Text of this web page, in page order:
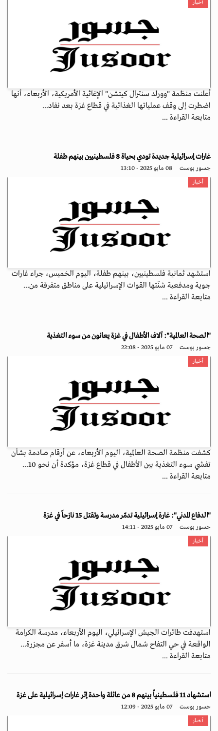
أخبار
أعلنت منظمة "وورلد سنترال كيتشن" الإغاثية الأمريكية، الأربعاء، أنها
اضطرت إلى وقف عملياتها الغذائية في قطاع غزة بعد نفاد...
متابعة القراءة ...
غارات إسرائيلية جديدة تودي بحياة 8 فلسطينيين بينهم طفلة
جسور بوست 08 مايو 2025 - 13:10
أخبار
استشهد ثمانية فلسطينيين، بينهم طفلة، اليوم الخميس، جراء غارات
جوية ومدفعية شنّتها القوات الإسرائيلية على مناطق متفرقة من...
متابعة القراءة ...
"الصحة العالمية": آلاف الأطفال في غزة يعانون من سوء التغذية
جسور بوست 07 مايو 2025 - 22:08
أخبار
كشفت منظمة الصحة العالمية، اليوم الأربعاء، عن أرقام صادمة بشأن
تفشي سوء التغذية بين الأطفال في قطاع غزة، مؤكدة أن نحو 10...
متابعة القراءة ...
"الدفاع المدني": غارة إسرائيلية تدمّر مدرسة وتقتل 15 نازحاً في غزة
جسور بوست 07 مايو 2025 - 14:11
أخبار
استهدفت طائرات الجيش الإسرائيلي، اليوم الأربعاء، مدرسة الكرامة
الواقعة في حي التفاح شمال شرق مدينة غزة، ما أسفر عن مجزرة...
متابعة القراءة ...
استشهاد 11 فلسطينياً بينهم 8 من عائلة واحدة إثر غارات إسرائيلية على غزة
جسور بوست 07 مايو 2025 - 12:09
أخبار